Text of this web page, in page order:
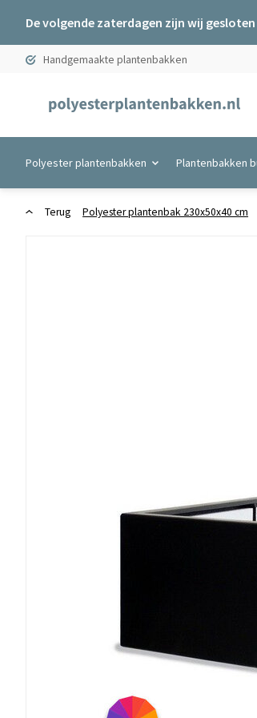
De volgende zaterdagen zijn wij
Handgemaakte plantenbakken
Polyester plantenbakken Plantenbakken
Terug Polyester plantenbak 230x50x40 cm